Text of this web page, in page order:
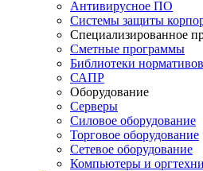
Антивирусное ПО
Системы защиты
Специализированное
Сметные программы
Библиотеки
САПР
Оборудование
Серверы
Силовое оборудование
Торговое оборудование
Сетевое оборудование
Компьютеры и